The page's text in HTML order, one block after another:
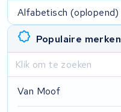
Populaire merken
Van Moof